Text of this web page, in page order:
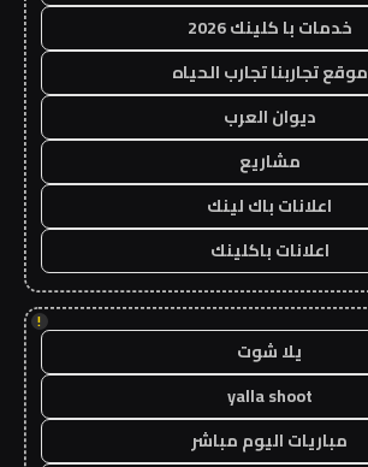
خدمات با كلينك 2026
موقع تجاربنا تجارب الحياه
ديوان العرب
مشاريع
اعلانات باك لينك
اعلانات باكلينك
!
يلا شوت
yalla shoot
مباريات اليوم مباشر